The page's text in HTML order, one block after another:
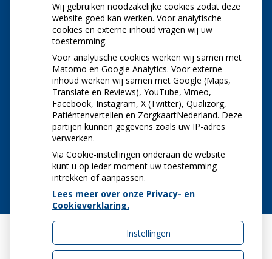
NIEUWS
Let op: valse Infomedics-mails over
openstaande rekening
Tanden bleken? Laat het veilig doen!
Gezond tandvlees: de basis voor een gezonde
mond
Naar de tandarts in het buitenland? Wees op je
hoede!
(Mond)zorgkosten gemaakt in 2025? Check of
die aftrekbaar zijn
Uw Zorg Online|Beheer
Wij gebruiken noodzakelijke cookies zodat deze
website goed kan werken. Voor analytische
cookies en externe inhoud vragen wij uw
toestemming.
Voor analytische cookies werken wij samen met
Matomo en Google Analytics. Voor externe
inhoud werken wij samen met Google (Maps,
Translate en Reviews), YouTube, Vimeo,
Facebook, Instagram, X (Twitter), Qualizorg,
Patiëntenvertellen en ZorgkaartNederland. Deze
partijen kunnen gegevens zoals uw IP-adres
verwerken.
Via Cookie-instellingen onderaan de website
kunt u op ieder moment uw toestemming
intrekken of aanpassen.
Lees meer over onze Privacy- en
Cookieverklaring.
Instellingen